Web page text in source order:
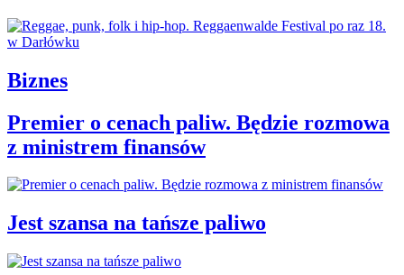
Biznes
Premier o cenach paliw. Będzie rozmowa
z ministrem finansów
Jest szansa na tańsze paliwo